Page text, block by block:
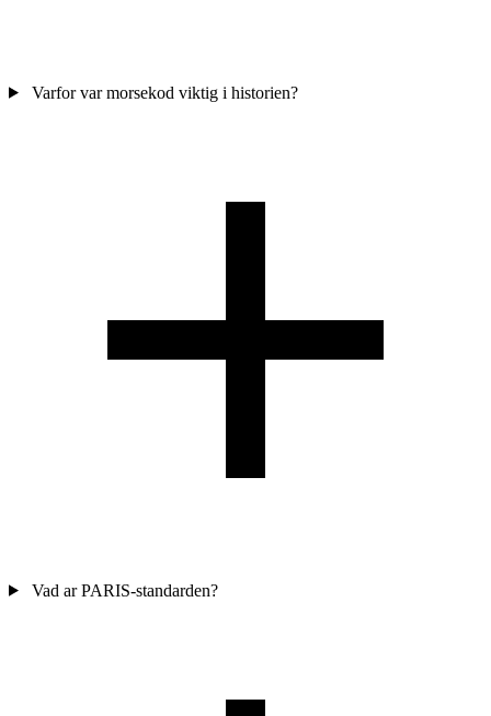
Varfor var morsekod viktig i historien?
Vad ar PARIS-standarden?